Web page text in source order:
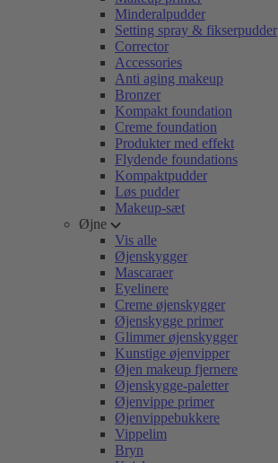
Minderalpudder
Setting spray & fikserpudder
Corrector
Accessories
Anti aging makeup
Bronzer
Kompakt foundation
Creme foundation
Produkter med effekt
Flydende foundations
Kompaktpudder
Løs pudder
Makeup-sæt
Øjne
Vis alle
Øjenskygger
Mascaraer
Eyelinere
Creme øjenskygger
Øjenskygge primer
Glimmer øjenskygger
Kunstige øjenvipper
Øjen makeup fjernere
Øjenskygge-paletter
Øjenvippe primer
Øjenvippebukkere
Vippelim
Bryn